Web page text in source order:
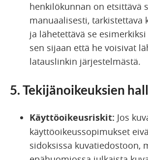
henkilökunnan on etsittävä
manuaalisesti, tarkistettava
ja lähetettävä se
sen sijaan että he voisivat
latauslinkin järjestelmästä.
5. Tekijänoikeuksien
Käyttöoikeusriskit: Jos
käyttöoikeussopimukset
sidoksissa kuvatiedostoon,